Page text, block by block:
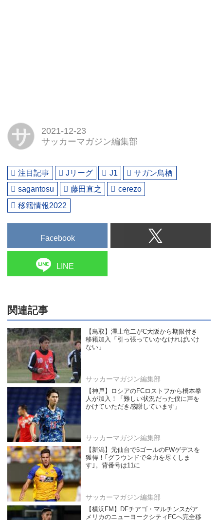
サ
2021-12-23
サッカーマガジン編集部
注目記事 Jリーグ J1
サガン鳥栖
sagantosu
藤田直之
cerezo
移籍情報2022
Facebook
LINE
関連記事
【鳥取】澤上竜二がC大阪から期限付き
移籍加入「引っ張っていかなければいけ
ない」
サッカーマガジン編集部
【神戸】ロシアのFCロストフから橋本拳
人が加入！「難しい状況だった僕に声を
かけていただき感謝しています」
サッカーマガジン編集部
【新潟】元仙台で5ゴールのFWゲデスを
獲得！｢グラウンドで全力を尽くしま
す｣。背番号は11に
サッカーマガジン編集部
【横浜FM】DFチアゴ・マルチンスがア
メリカのニューヨークシティFCへ完全移